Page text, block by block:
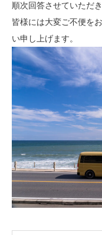
順次回答させていただき
皆様には大変ご不便を
い申し上げます。